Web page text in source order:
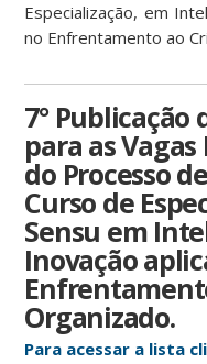
Especialização, em
no Enfrentamento ao
7° Publicação
para as
do Processo
Curso de
Sensu em
Inovação
Organizado.
Para acessar a lista